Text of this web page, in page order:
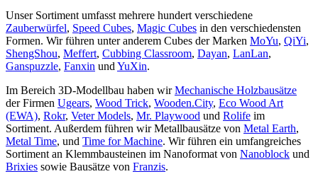
Unser Sortiment umfasst mehrere hundert verschiedene
Zauberwürfel, Speed Cubes, Magic Cubes in den verschiedensten
Formen. Wir führen unter anderem Cubes der Marken MoYu, QiYi,
ShengShou, Meffert, Cubbing Classroom, Dayan, LanLan,
Ganspuzzle, Fanxin und YuXin.
Im Bereich 3D-Modellbau haben wirMechanische Holzbausätze
der Firmen Ugears, Wood Trick, Wooden.City, Eco Wood Art
(EWA), Rokr, Veter Models, Mr. Playwood und Rolife im
Sortiment. Außerdem führen wir Metallbausätze von Metal Earth,
Metal Time, und Time for Machine. Wir führen ein umfangreiches
Sortiment an Klemmbausteinen im Nanoformat von Nanoblock und
Brixies sowie Bausätze von Franzis.